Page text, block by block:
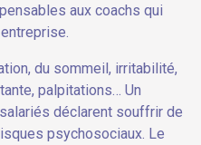
aux coachs qui
du sommeil, irritabilité,
palpitations… Un
déclarent souffrir de
psychosociaux. Le